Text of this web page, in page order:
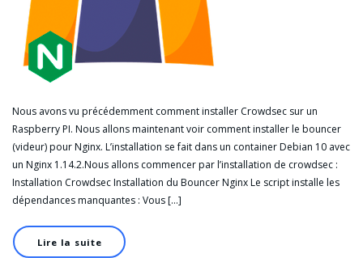
Nous avons vu précédemment comment installer Crowdsec sur un
Raspberry PI. Nous allons maintenant voir comment installer le bouncer
(videur) pour Nginx. L’installation se fait dans un container Debian 10 avec
un Nginx 1.14.2.Nous allons commencer par l’installation de crowdsec :
Installation Crowdsec Installation du Bouncer Nginx Le script installe les
dépendances manquantes : Vous […]
Lire la suite